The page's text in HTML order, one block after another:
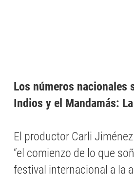
Los números nacionales
Indios y el Mandamás:
El productor Carli
“el comienzo de lo que
festival internacional a la